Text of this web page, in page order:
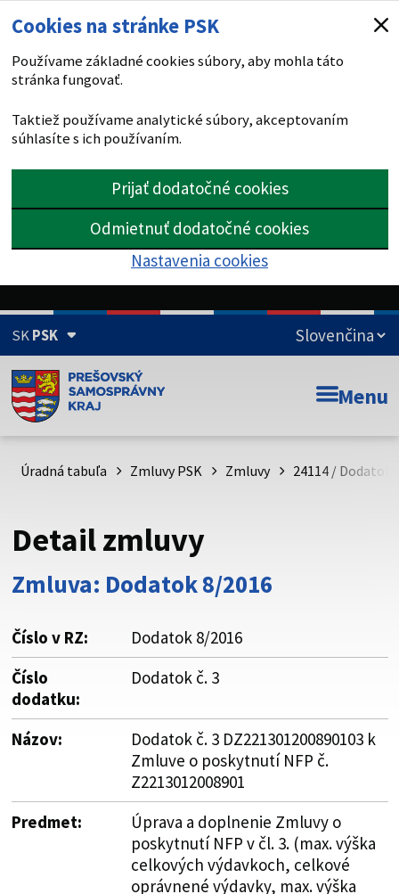
Cookies na stránke PSK
Používame základné cookies súbory, aby mohla táto
stránka fungovať.
Taktiež používame analytické súbory, akceptovaním
súhlasíte s ich používaním.
Prijať dodatočné cookies
Odmietnuť dodatočné cookies
Nastavenia cookies
SKPSK
Doména psk.sk je oficiálna
Toto je oficiálna webová stránka Prešovského
psk.sk.
Buďte pozorní a vždy sa uistite, že zdieľate informácie iba
cez zabezpečenú webovú stránku. Zabezpečená stránka
vždy začína https:// pred názvom domény webového sídla.
Menu
Úradná tabuľa Zmluvy PSK Zmluvy 24114 / Dodatok
Detail zmluvy
Zmluva: Dodatok 8/2016
Číslo v RZ:
Dodatok 8/2016
Číslo
dodatku:
Dodatok č. 3
Názov:
Dodatok č. 3 DZ221301200890103 k
Zmluve o poskytnutí NFP č.
Z2213012008901
Predmet:
Úprava a doplnenie Zmluvy o
poskytnutí NFP v čl. 3. (max. výška
celkových výdavkoch, celkové
oprávnené výdavky, max. výška